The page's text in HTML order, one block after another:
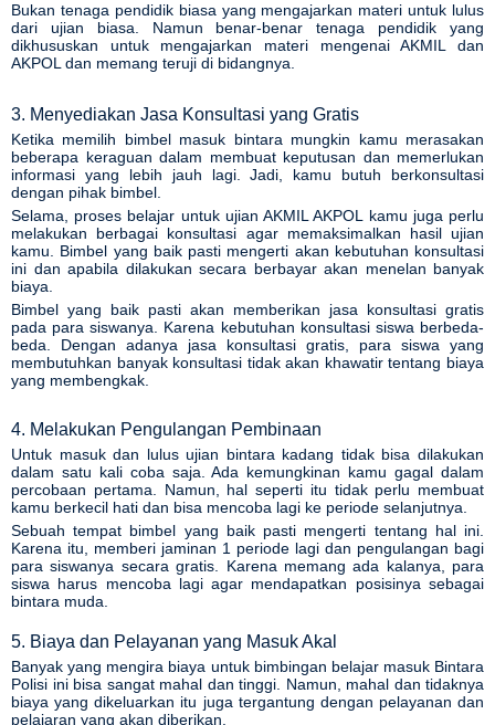
Bukan tenaga pendidik biasa yang mengajarkan materi untuk lulus
dari ujian biasa. Namun benar-benar tenaga pendidik yang
dikhususkan untuk mengajarkan materi mengenaiAKMIL dan
AKPOL dan memang teruji di bidangnya.
3. Menyediakan Jasa Konsultasi yang Gratis
Ketika memilih bimbel masuk bintara mungkin kamu merasakan
beberapa keraguan dalam membuat keputusan dan memerlukan
informasi yang lebih jauh lagi. Jadi, kamu butuh berkonsultasi
dengan pihak bimbel.
Selama, proses belajar untuk ujianAKMIL AKPOL
kamu juga perlu
melakukan berbagai konsultasi agar memaksimalkan hasil ujian
kamu. Bimbel yang baik pasti mengerti akan kebutuhan konsultasi
ini dan apabila dilakukan secara berbayar akan menelan banyak
biaya.
Bimbel yang baik pasti akan memberikan jasa konsultasi gratis
pada para siswanya. Karena kebutuhan konsultasi siswa berbeda-
beda. Dengan adanya jasa konsultasi gratis, para siswa yang
membutuhkan banyak konsultasi tidak akan khawatir tentang biaya
yang membengkak.
4. Melakukan Pengulangan Pembinaan
Untuk masuk dan lulus ujian bintara kadang tidak bisa dilakukan
dalam satu kali coba saja. Ada kemungkinan kamu gagal dalam
percobaan pertama. Namun, hal seperti itu tidak perlu membuat
kamu berkecil hati dan bisa mencoba lagi ke periode selanjutnya.
Sebuah tempat bimbel yang baik pasti mengerti tentang hal ini.
Karena itu, memberi jaminan 1 periode lagi dan pengulangan bagi
para siswanya secara gratis. Karena memang ada kalanya, para
siswa harus mencoba lagi agar mendapatkan posisinya sebagai
bintara muda.
5. Biaya dan Pelayanan yang Masuk Akal
Banyak yang mengira biaya untuk bimbingan belajar masuk Bintara
Polisi ini bisa sangat mahal dan tinggi. Namun, mahal dan tidaknya
biaya yang dikeluarkan itu juga tergantung dengan pelayanan dan
pelajaran yang akan diberikan.